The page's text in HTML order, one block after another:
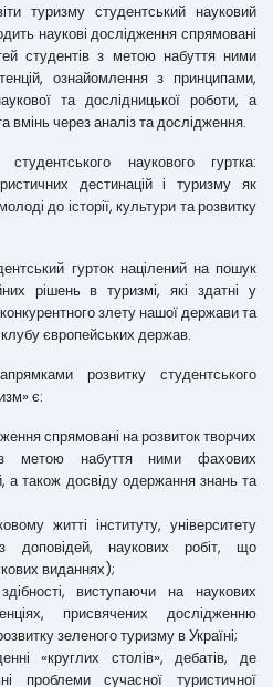
туризму студентський науковий
наукові дослідження спрямовані
студентів з метою набуття ними
ознайомлення з принципами,
та дослідницької роботи, а
вмінь через аналіз та дослідження.
наукового гуртка:
дестинацій і туризму як
до історії, культури та розвитку
гурток націлений на пошук
рішень в туризмі, які здатні у
злету нашої держави та
європейських держав.
розвитку студентського
є:
спрямовані на розвиток творчих
з метою набуття ними фахових
а також досвіду одержання знань та
житті інституту, університету
доповідей, наукових робіт, що
виданнях);
виступаючи на наукових
присвячених дослідженню
зеленого туризму в Україні;
«круглих столів», дебатів, де
проблеми сучасної туристичної